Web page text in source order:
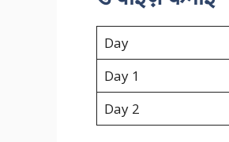
Day
Day 1
Day 2